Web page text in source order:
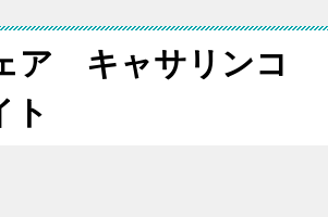
ア キャサリンコ
ト